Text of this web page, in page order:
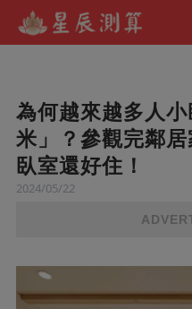
為何越來越多人
米」？參觀完鄰
臥室還好住！
2024/05/22